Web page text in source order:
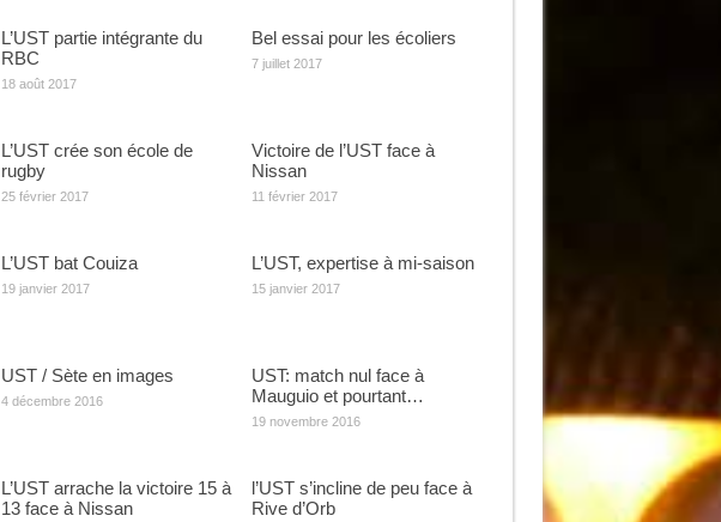
L’UST partie intégrante du
RBC
18 août 2017
Bel essai pour les écoliers
7 juillet 2017
L’UST crée son école de
rugby
25 février 2017
Victoire de l’UST face à
Nissan
11 février 2017
L’UST bat Couiza
19 janvier 2017
L’UST, expertise à mi-saison
15 janvier 2017
UST / Sète en images
4 décembre 2016
UST: match nul face à
Mauguio et pourtant…
19 novembre 2016
L’UST arrache la victoire 15 à
13 face à Nissan
l’UST s’incline de peu face à
Rive d’Orb